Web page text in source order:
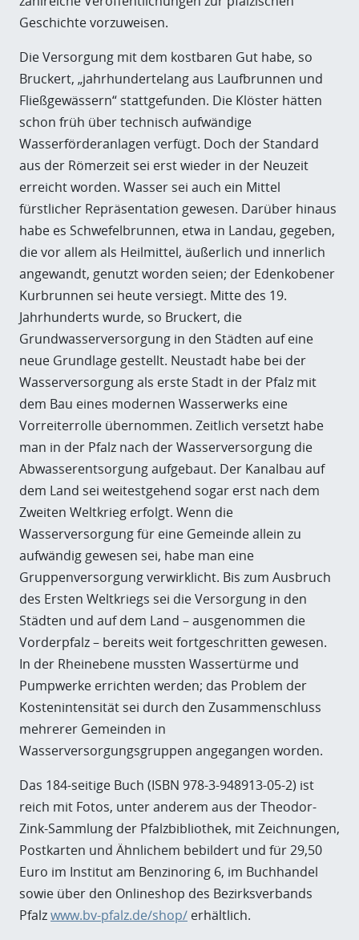
Geschichte vorzuweisen.
Die Versorgung mit dem kostbaren Gut habe, so
Bruckert, „jahrhundertelang aus Laufbrunnen und
Fließgewässern“ stattgefunden. Die Klöster hätten
schon früh über technisch aufwändige
Wasserförderanlagen verfügt. Doch der Standard
aus der Römerzeit sei erst wieder in der Neuzeit
erreicht worden. Wasser sei auch ein Mittel
fürstlicher Repräsentation gewesen. Darüber hinaus
habe es Schwefelbrunnen, etwa in Landau, gegeben,
die vor allem als Heilmittel, äußerlich und innerlich
angewandt, genutzt worden seien; der Edenkobener
Kurbrunnen sei heute versiegt. Mitte des 19.
Jahrhunderts wurde, so Bruckert, die
Grundwasserversorgung in den Städten auf eine
neue Grundlage gestellt. Neustadt habe bei der
Wasserversorgung als erste Stadt in der Pfalz mit
dem Bau eines modernen Wasserwerks eine
Vorreiterrolle übernommen. Zeitlich versetzt habe
man in der Pfalz nach der Wasserversorgung die
Abwasserentsorgung aufgebaut. Der Kanalbau auf
dem Land sei weitestgehend sogar erst nach dem
Zweiten Weltkrieg erfolgt. Wenn die
Wasserversorgung für eine Gemeinde allein zu
aufwändig gewesen sei, habe man eine
Gruppenversorgung verwirklicht. Bis zum Ausbruch
des Ersten Weltkriegs sei die Versorgung in den
Städten und auf dem Land – ausgenommen die
Vorderpfalz – bereits weit fortgeschritten gewesen.
In der Rheinebene mussten Wassertürme und
Pumpwerke errichten werden; das Problem der
Kostenintensität sei durch den Zusammenschluss
mehrerer Gemeinden in
Wasserversorgungsgruppen angegangen worden.
Das 184-seitige Buch (ISBN 978-3-948913-05-2) ist
reich mit Fotos, unter anderem aus der Theodor-
Zink-Sammlung der Pfalzbibliothek, mit Zeichnungen,
Postkarten und Ähnlichem bebildert und für 29,50
Euro im Institut am Benzinoring 6, im Buchhandel
sowie über den Onlineshop des Bezirksverbands
Pfalzwww.bv-pfalz.de/shop/ erhältlich.